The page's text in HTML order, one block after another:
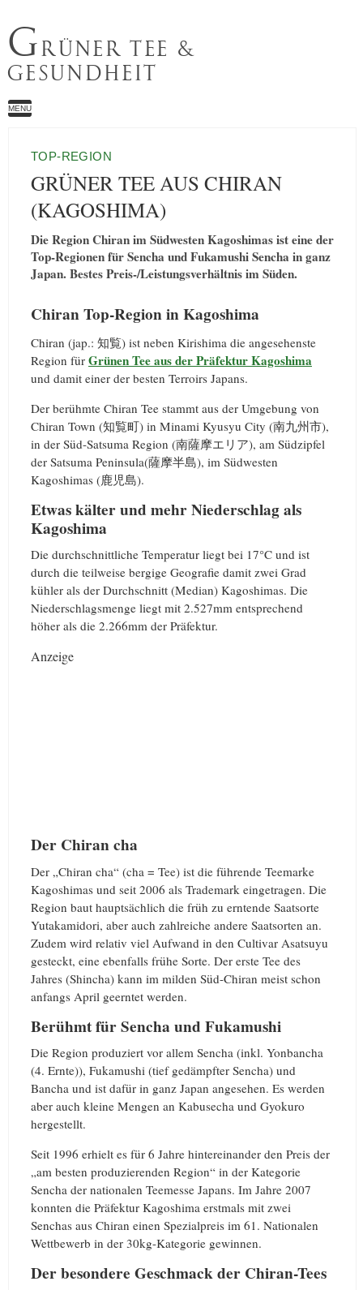
GRÜNER TEE &
GESUNDHEIT
MENU
TOP-REGION
GRÜNER TEE AUS CHIRAN
(KAGOSHIMA)
Die Region Chiran im Südwesten Kagoshimas ist eine der
Top-Regionen für Sencha und Fukamushi Sencha in ganz
Japan. Bestes Preis-/Leistungsverhältnis im Süden.
Chiran Top-Region in Kagoshima
Chiran (jap.: 知覧) ist neben Kirishima die angesehenste
Region für Grünen Tee aus der Präfektur Kagoshima
und damit einer der besten Terroirs Japans.
Der berühmte Chiran Tee stammt aus der Umgebung von
Chiran Town (知覧町) in Minami Kyusyu City (南九州市),
in der Süd-Satsuma Region (南薩摩エリア), am Südzipfel
der Satsuma Peninsula(薩摩半島), im Südwesten
Kagoshimas (鹿児島).
Etwas kälter und mehr Niederschlag als
Kagoshima
Die durchschnittliche Temperatur liegt bei 17°C und ist
durch die teilweise bergige Geografie damit zwei Grad
kühler als der Durchschnitt (Median) Kagoshimas. Die
Niederschlagsmenge liegt mit 2.527mm entsprechend
höher als die 2.266mm der Präfektur.
Anzeige
Der Chiran cha
Der „Chiran cha“ (cha = Tee) ist die führende Teemarke
Kagoshimas und seit 2006 als Trademark eingetragen. Die
Region baut hauptsächlich die früh zu erntende Saatsorte
Yutakamidori, aber auch zahlreiche andere Saatsorten an.
Zudem wird relativ viel Aufwand in den Cultivar Asatsuyu
gesteckt, eine ebenfalls frühe Sorte. Der erste Tee des
Jahres (Shincha) kann im milden Süd-Chiran meist schon
anfangs April geerntet werden.
Berühmt für Sencha und Fukamushi
Die Region produziert vor allem Sencha (inkl. Yonbancha
(4. Ernte)), Fukamushi (tief gedämpfter Sencha) und
Bancha und ist dafür in ganz Japan angesehen. Es werden
aber auch kleine Mengen an Kabusecha und Gyokuro
hergestellt.
Seit 1996 erhielt es für 6 Jahre hintereinander den Preis der
„am besten produzierenden Region“ in der Kategorie
Sencha der nationalen Teemesse Japans. Im Jahre 2007
konnten die Präfektur Kagoshima erstmals mit zwei
Senchas aus Chiran einen Spezialpreis im 61. Nationalen
Wettbewerb in der 30kg-Kategorie gewinnen.
Der besondere Geschmack der Chiran-Tees